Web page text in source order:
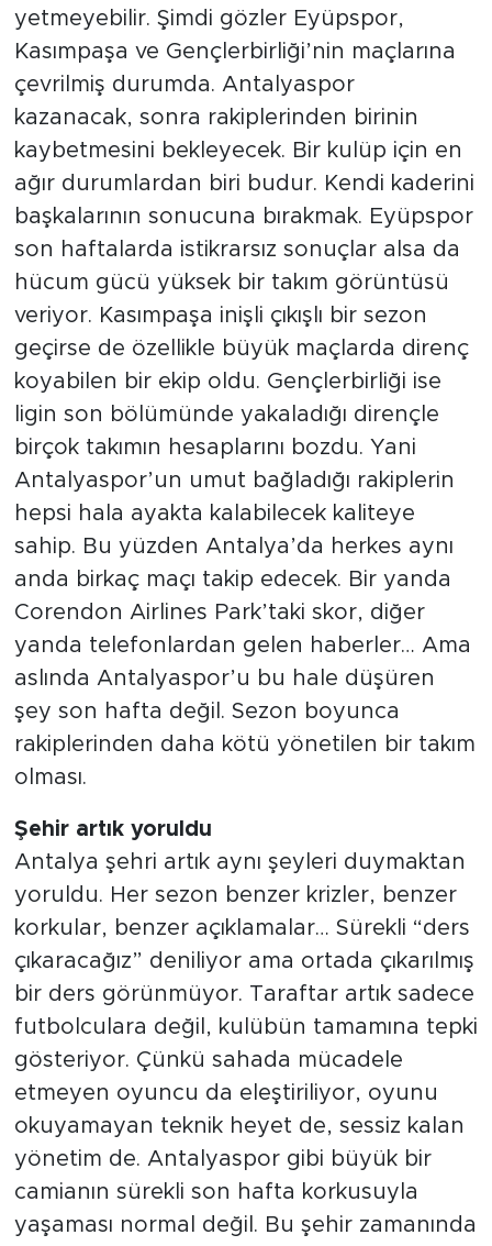
yetmeyebilir. Şimdi gözler Eyüpspor,
Kasımpaşa ve Gençlerbirliği’nin maçlarına
çevrilmiş durumda. Antalyaspor
kazanacak, sonra rakiplerinden birinin
kaybetmesini bekleyecek. Bir kulüp için en
ağır durumlardan biri budur. Kendi kaderini
başkalarının sonucuna bırakmak. Eyüpspor
son haftalarda istikrarsız sonuçlar alsa da
hücum gücü yüksek bir takım görüntüsü
veriyor. Kasımpaşa inişli çıkışlı bir sezon
geçirse de özellikle büyük maçlarda direnç
koyabilen bir ekip oldu. Gençlerbirliği ise
ligin son bölümünde yakaladığı dirençle
birçok takımın hesaplarını bozdu. Yani
Antalyaspor’un umut bağladığı rakiplerin
hepsi hala ayakta kalabilecek kaliteye
sahip. Bu yüzden Antalya’da herkes aynı
anda birkaç maçı takip edecek. Bir yanda
Corendon Airlines Park’taki skor, diğer
yanda telefonlardan gelen haberler… Ama
aslında Antalyaspor’u bu hale düşüren
şey son hafta değil. Sezon boyunca
rakiplerinden daha kötü yönetilen bir takım
olması.
Şehir artık yoruldu
Antalya şehri artık aynı şeyleri duymaktan
yoruldu. Her sezon benzer krizler, benzer
korkular, benzer açıklamalar… Sürekli “ders
çıkaracağız” deniliyor ama ortada çıkarılmış
bir ders görünmüyor. Taraftar artık sadece
futbolculara değil, kulübün tamamına tepki
gösteriyor. Çünkü sahada mücadele
etmeyen oyuncu da eleştiriliyor, oyunu
okuyamayan teknik heyet de, sessiz kalan
yönetim de. Antalyaspor gibi büyük bir
camianın sürekli son hafta korkusuyla
yaşaması normal değil. Bu şehir zamanında